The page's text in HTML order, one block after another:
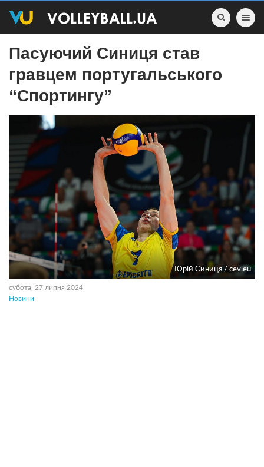
Toggle
Пасуючий Синиця став
гравцем португальського
“Спортингу”
Юрій Синиця / cev.eu
субота, 27 липня 2024
Новини